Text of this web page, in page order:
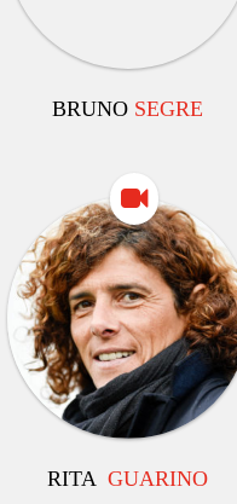
BRUNO SEGRE
RITA GUARINO